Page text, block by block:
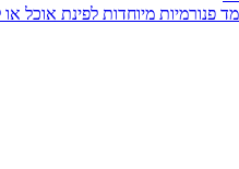
פנורמיות מיוחדות לפינת אוכל או